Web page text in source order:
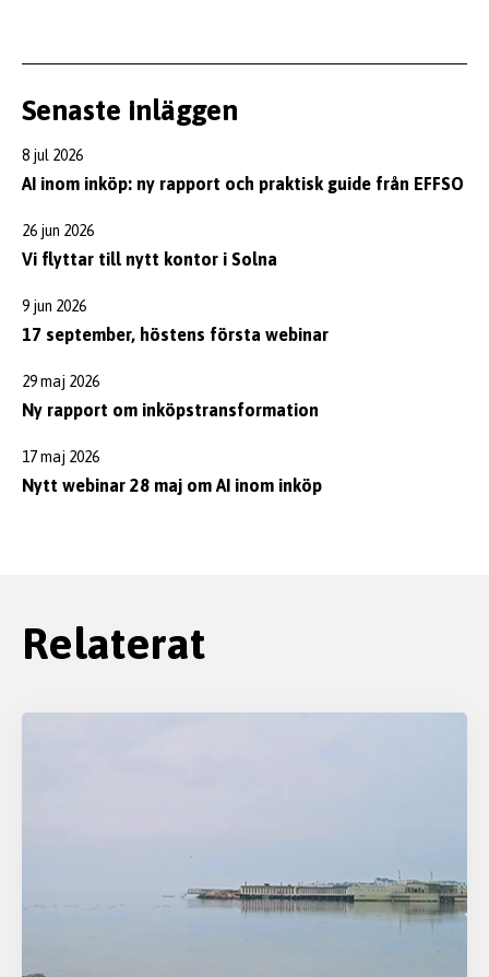
Senaste inläggen
8 jul 2026
AI inom inköp: ny rapport och praktisk guide från EFFSO
26 jun 2026
Vi flyttar till nytt kontor i Solna
9 jun 2026
17 september, höstens första webinar
29 maj 2026
Ny rapport om inköpstransformation
17 maj 2026
Nytt webinar 28 maj om AI inom inköp
Relaterat